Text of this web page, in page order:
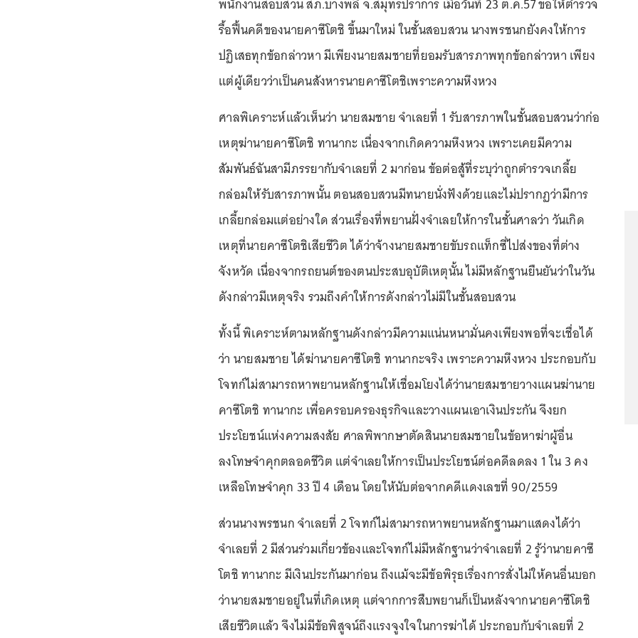
พนักงานสอบสวน สภ.บางพลี จ.สมุทรปราการ เมื่อวันที่ 23 ต.ค.57 ขอให้ตำรวจ
รื้อฟื้นคดีของนายคาซึโตชิ ขึ้นมาใหม่ ในชั้นสอบสวน นางพรชนกยังคงให้การ
ปฏิเสธทุกข้อกล่าวหา มีเพียงนายสมชายที่ยอมรับสารภาพทุกข้อกล่าวหา เพียง
แต่ผู้เดียวว่าเป็นคนสังหารนายคาซึโตชิเพราะความหึงหวง
ศาลพิเคราะห์แล้วเห็นว่า นายสมชาย จำเลยที่ 1 รับสารภาพในชั้นสอบสวนว่าก่อ
เหตุฆ่านายคาซึโตชิ ทานากะ เนื่องจากเกิดความหึงหวง เพราะเคยมีความ
สัมพันธ์ฉันสามีภรรยากับจำเลยที่ 2 มาก่อน ข้อต่อสู้ที่ระบุว่าถูกตำรวจเกลี้ย
กล่อมให้รับสารภาพนั้น ตอนสอบสวนมีทนายนั่งฟังด้วยและไม่ปรากฏว่ามีการ
เกลี้ยกล่อมแต่อย่างใด ส่วนเรื่องที่พยานฝั่งจำเลยให้การในชั้นศาลว่า วันเกิด
เหตุที่นายคาซึโตชิเสียชีวิต ได้ว่าจ้างนายสมชายขับรถแท็กซี่ไปส่งของที่ต่าง
จังหวัด เนื่องจากรถยนต์ของตนประสบอุบัติเหตุนั้น ไม่มีหลักฐานยืนยันว่าในวัน
ดังกล่าวมีเหตุจริง รวมถึงคำให้การดังกล่าวไม่มีในชั้นสอบสวน
ทั้งนี้ พิเคราะห์ตามหลักฐานดังกล่าวมีความแน่นหนามั่นคงเพียงพอที่จะเชื่อได้
ว่า นายสมชาย ได้ฆ่านายคาซึโตชิ ทานากะจริง เพราะความหึงหวง ประกอบกับ
โจทก์ไม่สามารถหาพยานหลักฐานให้เชื่อมโยงได้ว่านายสมชายวางแผนฆ่านาย
คาซึโตชิ ทานากะ เพื่อครอบครองธุรกิจและวางแผนเอาเงินประกัน จึงยก
ประโยชน์แห่งความสงสัย ศาลพิพากษาตัดสินนายสมชายในข้อหาฆ่าผู้อื่น
ลงโทษจำคุกตลอดชีวิต แต่จำเลยให้การเป็นประโยชน์ต่อคดีลดลง 1 ใน 3 คง
เหลือโทษจำคุก 33 ปี 4 เดือน โดยให้นับต่อจากคดีแดงเลขที่ 90/2559
ส่วนนางพรชนก จำเลยที่ 2 โจทก์ไม่สามารถหาพยานหลักฐานมาแสดงได้ว่า
จำเลยที่ 2 มีส่วนร่วมเกี่ยวข้องและโจทก์ไม่มีหลักฐานว่าจำเลยที่ 2 รู้ว่านายคาซึ
โตชิ ทานากะ มีเงินประกันมาก่อน ถึงแม้จะมีข้อพิรุธเรื่องการสั่งไม่ให้คนอื่นบอก
ว่านายสมชายอยู่ในที่เกิดเหตุ แต่จากการสืบพยานก็เป็นหลังจากนายคาซึโตชิ
เสียชีวิตแล้ว จึงไม่มีข้อพิสูจน์ถึงแรงจูงใจในการฆ่าได้ ประกอบกับจำเลยที่ 2